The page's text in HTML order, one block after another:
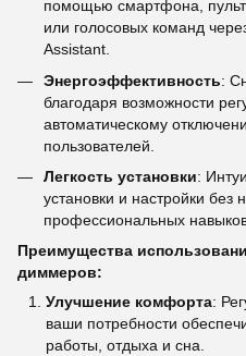
помощью смартфона,
или голосовых команд
Assistant.
Энергоэффективность:
благодаря возможности
автоматическому
пользователей.
Легкость установки:
установки и настройки без
профессиональных
Преимущества
диммеров:
Улучшение комфорта:
ваши потребности
работы, отдыха и сна.